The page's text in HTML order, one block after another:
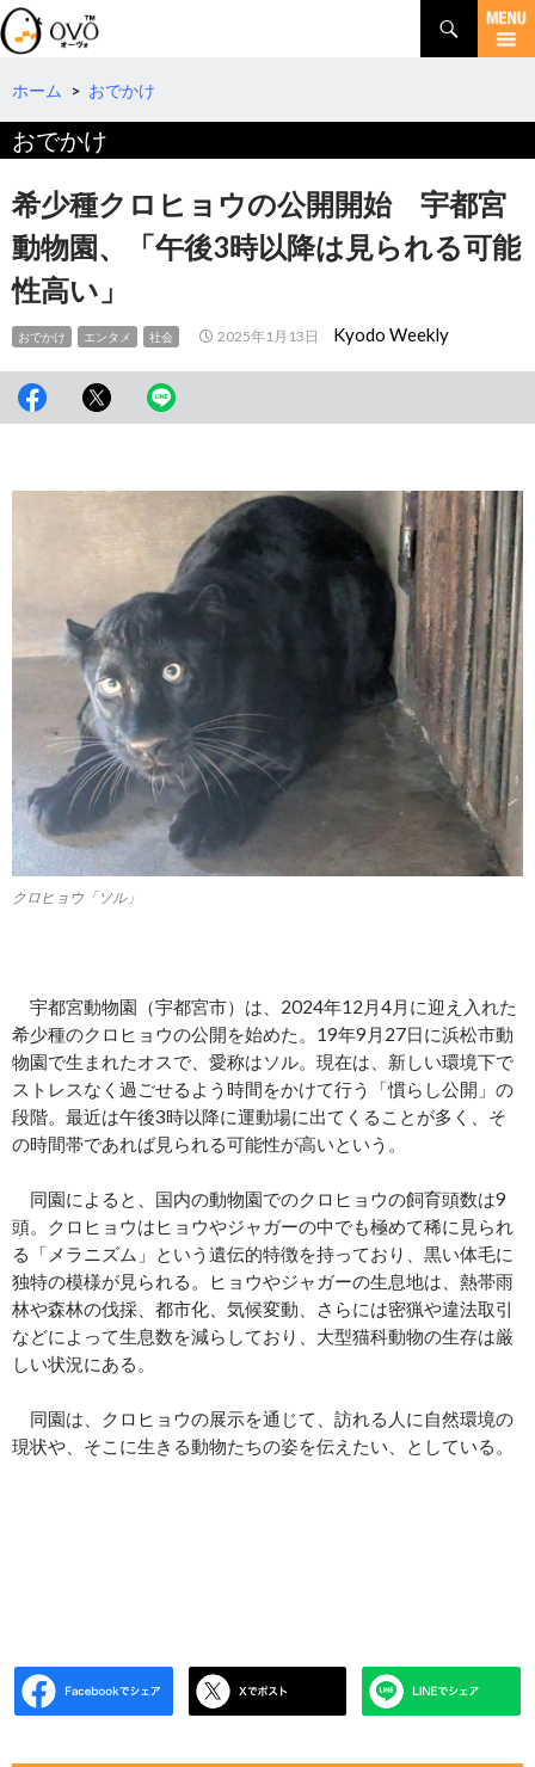
検
索
コ
テ
ツ
へ
動
ホーム > おでかけ
おでかけ
希少種クロヒョウの公開開始 宇都宮
動物園、「午後3時以降は見られる可能
性高い」
おでかけ エンタメ 社会 2025年1月13日 Kyodo Weekly
クロヒョウ「ソル」
宇都宮動物園（宇都宮市）は、2024年12月4月に迎え入れた
希少種のクロヒョウの公開を始めた。19年9月27日に浜松市動
物園で生まれたオスで、愛称はソル。現在は、新しい環境下で
ストレスなく過ごせるよう時間をかけて行う「慣らし公開」の
段階。最近は午後3時以降に運動場に出てくることが多く、そ
の時間帯であれば見られる可能性が高いという。
同園によると、国内の動物園でのクロヒョウの飼育頭数は9
頭。クロヒョウはヒョウやジャガーの中でも極めて稀に見られ
る「メラニズム」という遺伝的特徴を持っており、黒い体毛に
独特の模様が見られる。ヒョウやジャガーの生息地は、熱帯雨
林や森林の伐採、都市化、気候変動、さらには密猟や違法取引
などによって生息数を減らしており、大型猫科動物の生存は厳
しい状況にある。
同園は、クロヒョウの展示を通じて、訪れる人に自然環境の
現状や、そこに生きる動物たちの姿を伝えたい、としている。